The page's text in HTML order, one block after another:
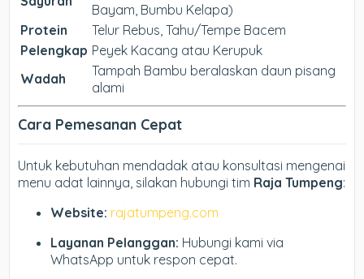
Bayam, Bumbu Kelapa)
Protein
Telur Rebus, Tahu/Tempe Bacem
Pelengkap Peyek Kacang atau Kerupuk
Wadah
Tampah Bambu beralaskan daun pisang
alami
Cara Pemesanan Cepat
Untuk kebutuhan mendadak atau konsultasi mengenai
menu adat lainnya, silakan hubungi tim Raja Tumpeng:
Website: rajatumpeng.com
Layanan Pelanggan: Hubungi kami via
WhatsApp untuk respon cepat.